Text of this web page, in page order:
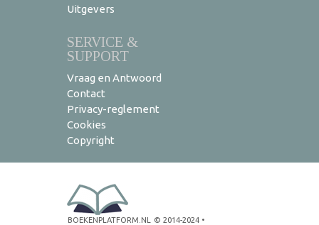
Uitgevers
SERVICE &
SUPPORT
Vraag en Antwoord
Contact
Privacy-reglement
Cookies
Copyright
BOEKENPLATFORM.NL © 2014-2024 •